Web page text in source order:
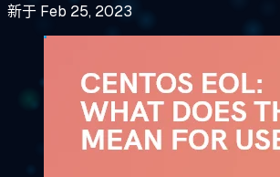
新于 Feb 25, 2023